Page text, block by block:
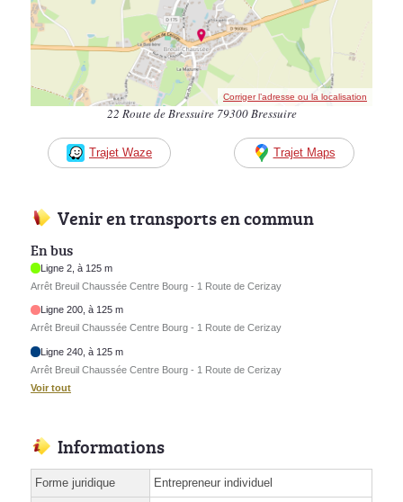
Corriger l’adresse ou la localisation
22 Route de Bressuire 79300 Bressuire
Trajet Waze Trajet Maps
Venir en transports en commun
En bus
Ligne 2, à 125 m
Arrêt Breuil Chaussée Centre Bourg - 1 Route de Cerizay
Ligne 200, à 125 m
Arrêt Breuil Chaussée Centre Bourg - 1 Route de Cerizay
Ligne 240, à 125 m
Arrêt Breuil Chaussée Centre Bourg - 1 Route de Cerizay
Voir tout
Informations
Forme juridique Entrepreneur individuel